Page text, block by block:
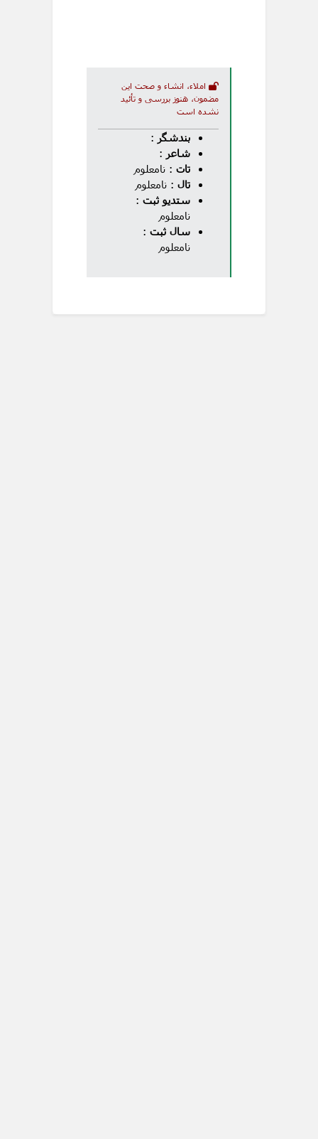
املاء، انشاء و صحت این
مضمون، هنوز بررسی و تأئید
نشده است
بندشگر :
شاعر :
تات : نامعلوم
تال : نامعلوم
ستدیو ثبت :
نامعلوم
سال ثبت :
نامعلوم